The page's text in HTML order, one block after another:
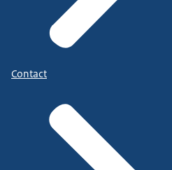
Contact